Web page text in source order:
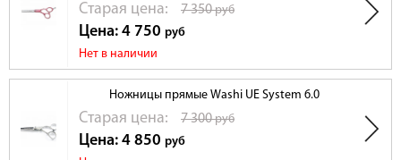
Cтарая цена: 7 350руб
Цена: 4 750 руб
Нет в наличии
Ножницы прямые Washi UE System 6.0
Cтарая цена: 7 300руб
Цена: 4 850 руб